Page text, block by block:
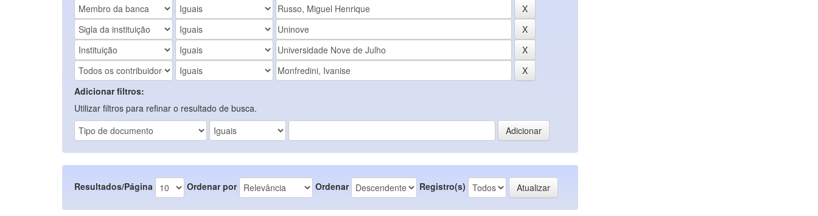
Adicionar filtros:
Utilizar filtros para refinar o resultado de busca.
Resultados/Página Ordenar por Ordenar Registro(s)